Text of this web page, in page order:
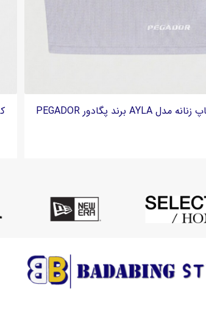
تاپ بادی زنانه کشباف برند منگو Mango - بافت طنابی